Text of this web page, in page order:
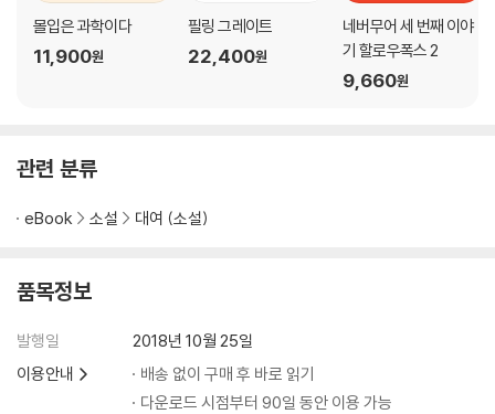
몰입은 과학이다
11,900원
필링 그레이트
22,400원
네버무어 세 번째 이야
기 할로우폭스 2
9,660원
관련 분류
eBook 소설 대여 (소설)
품목정보
발행일
2018년 10월 25일
이용안내
배송 없이 구매 후 바로 읽기
다운로드 시점부터 90일 동안 이용 가능